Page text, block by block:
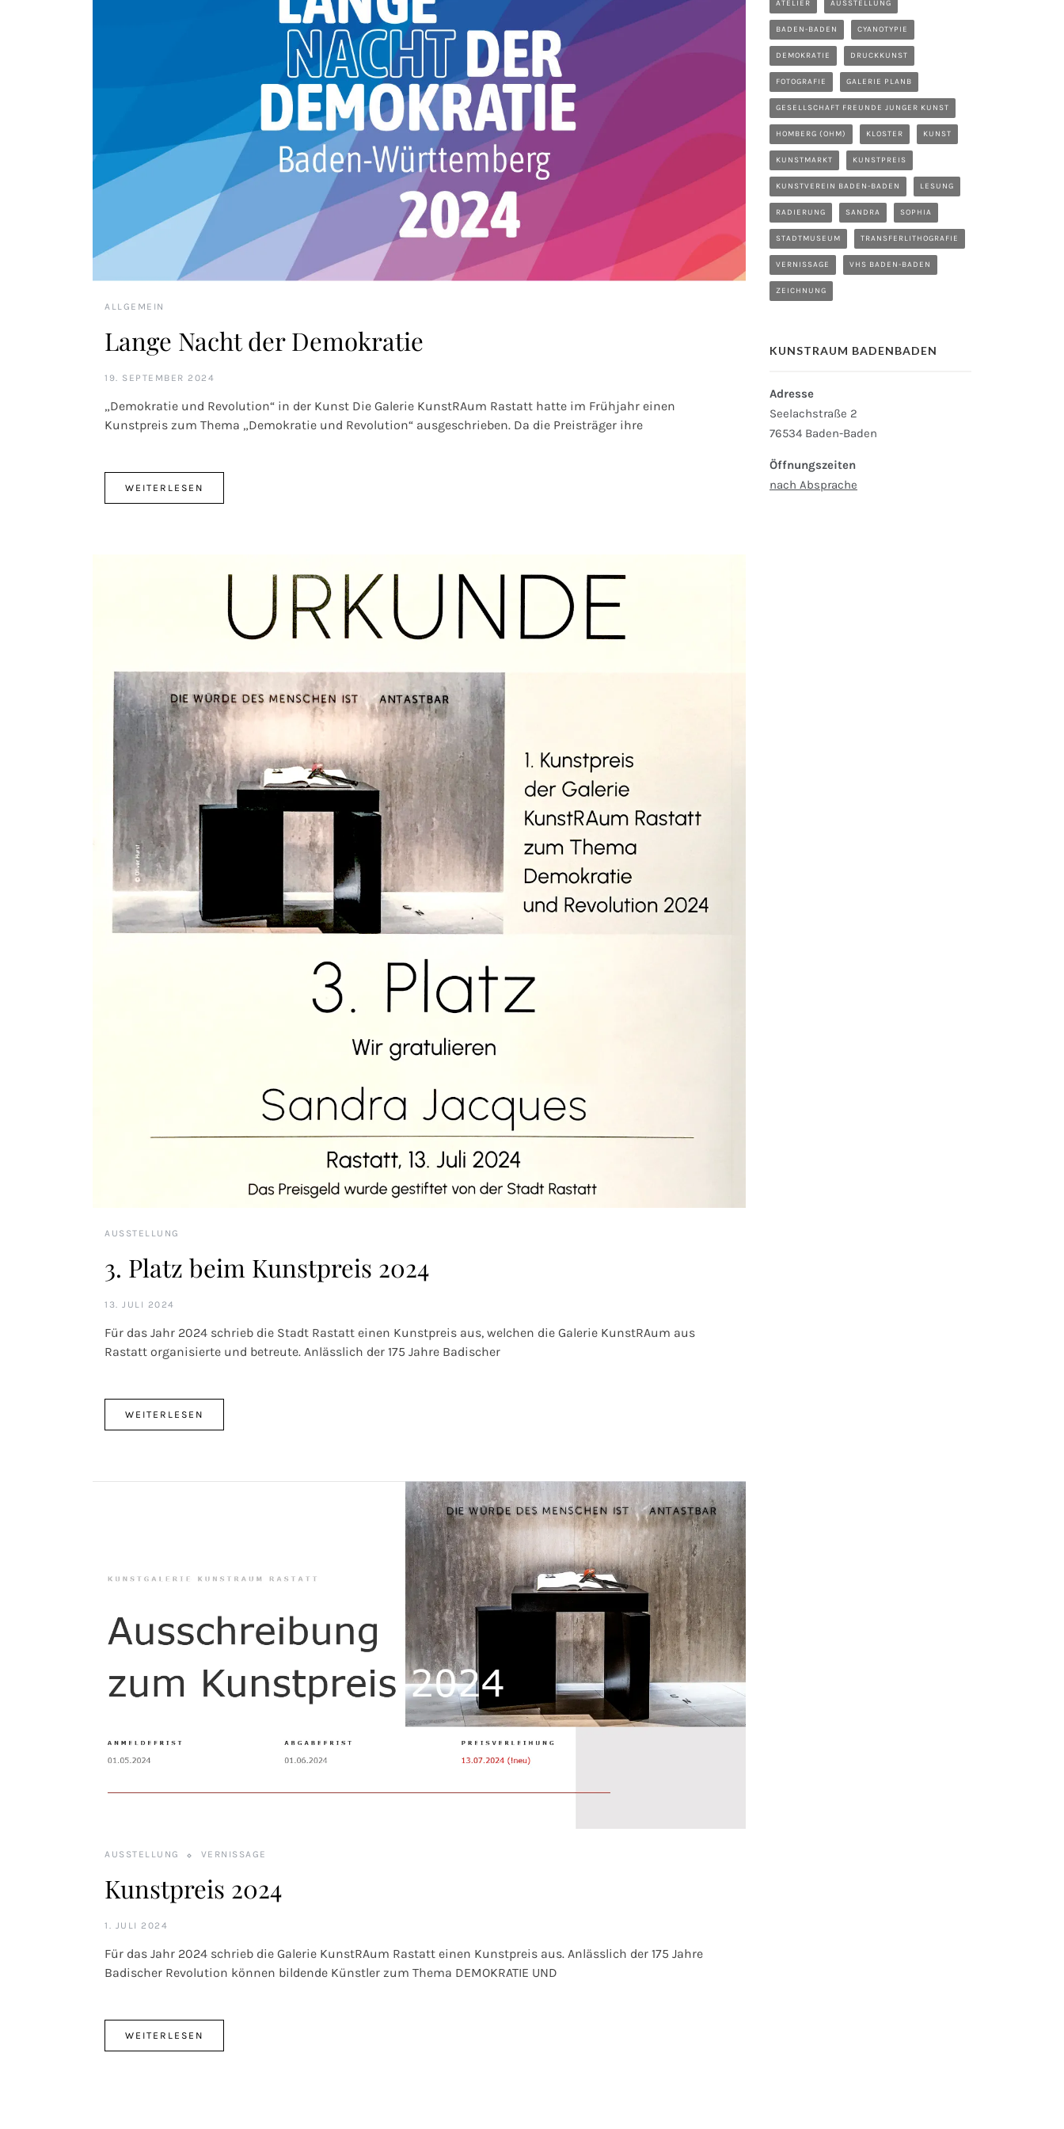
ALLGEMEIN
Lange Nacht der Demokratie
19. SEPTEMBER 2024
„Demokratie und Revolution“ in der Kunst Die Galerie KunstRAum Rastatt hatte im Frühjahr einen
Kunstpreis zum Thema „Demokratie und Revolution“ ausgeschrieben. Da die Preisträger ihre
WEITERLESEN
AUSSTELLUNG
3. Platz beim Kunstpreis 2024
13. JULI 2024
Für das Jahr 2024 schrieb die Stadt Rastatt einen Kunstpreis aus, welchen die Galerie KunstRAum aus
Rastatt organisierte und betreute. Anlässlich der 175 Jahre Badischer
WEITERLESEN
AUSSTELLUNG VERNISSAGE
Kunstpreis 2024
1. JULI 2024
Für das Jahr 2024 schrieb die Galerie KunstRAum Rastatt einen Kunstpreis aus. Anlässlich der 175 Jahre
Badischer Revolution können bildende Künstler zum Thema DEMOKRATIE UND
WEITERLESEN
ATELIER AUSSTELLUNG
BADEN-BADEN CYANOTYPIE
DEMOKRATIE DRUCKKUNST
FOTOGRAFIE GALERIE PLANB
GESELLSCHAFT FREUNDE JUNGER KUNST
HOMBERG (OHM) KLOSTER KUNST
KUNSTMARKT KUNSTPREIS
KUNSTVEREIN BADEN-BADEN LESUNG
RADIERUNG SANDRA SOPHIA
STADTMUSEUM TRANSFERLITHOGRAFIE
VERNISSAGE VHS BADEN-BADEN
ZEICHNUNG
KUNSTRAUM BADENBADEN
Adresse
Seelachstraße 2
76534 Baden-Baden
Öffnungszeiten
nach Absprache